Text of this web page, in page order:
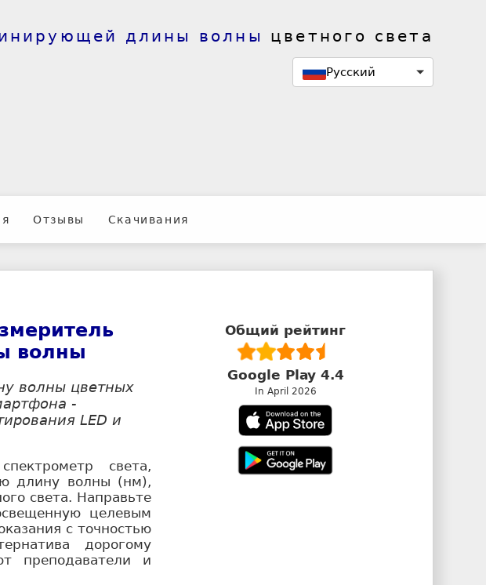
длины волны цветного света
Русский
Отзывы Скачивания
волны
волны цветных
-
LED и
света,
длину волны (нм),
света. Направьте
целевым
с точностью
дорогому
преподаватели и
Общий рейтинг
Google Play 4.4
In April 2026